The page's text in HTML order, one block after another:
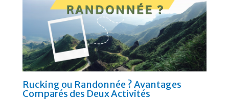
Rucking ou Randonnée ? Avantages
Comparés des Deux Activités